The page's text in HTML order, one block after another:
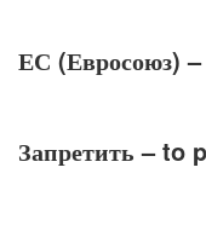
ЕС (Евросоюз)
Запретить – to